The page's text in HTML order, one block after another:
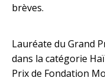
brèves.
Lauréate du Grand
dans la catégorie
Prix de Fondation